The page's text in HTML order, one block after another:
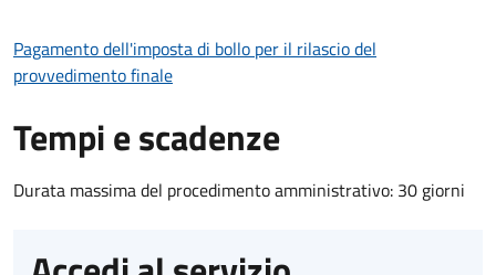
Pagamento dell'imposta di bollo per il rilascio del
provvedimento finale
Tempi e scadenze
Durata massima del procedimento amministrativo: 30 giorni